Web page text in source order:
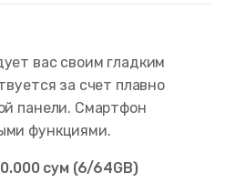
вас своим гладким
за счет плавно
панели. Смартфон
функциями.
сум (6/64GB)